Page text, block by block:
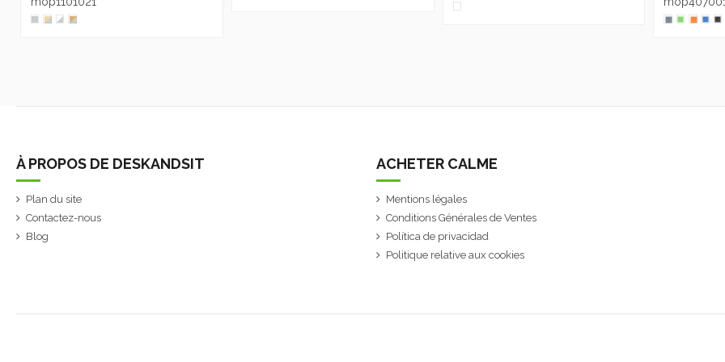
À PROPOS DE DESKANDSIT
Plan du site
Contactez-nous
Blog
ACHETER CALME
Mentions légales
Conditions Générales de Ventes
Política de privacidad
Politique relative aux cookies